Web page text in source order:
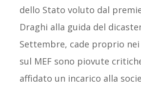
dello Stato voluto dal
Draghi alla guida del
Settembre, cade proprio
sul MEF sono piovute
affidato un incarico alla